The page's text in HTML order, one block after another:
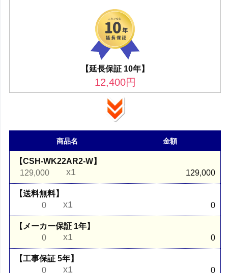
【延長保証 10年】
12,400円
商品名 金額
【CSH-WK22AR2-W】
129,000
x1 129,000
【送料無料】
0
x1 0
【メーカー保証 1年】
0
x1 0
【工事保証 5年】
0
x1 0